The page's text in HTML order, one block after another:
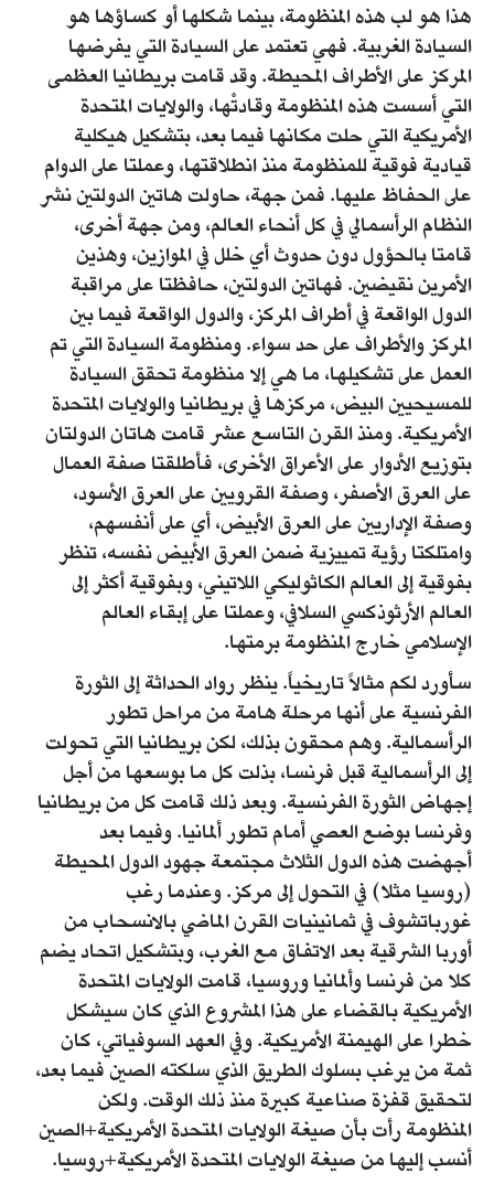
هذا هو لب هذه المنظومة، بينما شكلها أو كساؤها هو
السيادة الغربية. فهي تعتمد على السيادة التي يفرضها
المركز على الأطراف المحيطة. وقد قامت بريطانيا العظمى
التي أسست هذه المنظومة وقادتْها، والولايات المتحدة
الأمريكية التي حلت مكانها فيما بعد، بتشكيل هيكلية
قيادية فوقية للمنظومة منذ انطلاقتها، وعملتا على الدوام
على الحفاظ عليها. فمن جهة، حاولت هاتين الدولتين نشر
النظام الرأسمالي في كل أنحاء العالم، ومن جهة أخرى،
قامتا بالحؤول دون حدوث أي خلل في الموازين، وهذين
الأمرين نقيضين. فهاتين الدولتين، حافظتا على مراقبة
الدول الواقعة في أطراف المركز، والدول الواقعة فيما بين
المركز والأطراف على حد سواء. ومنظومة السيادة التي تم
العمل على تشكيلها، ما هي إلا منظومة تحقق السيادة
للمسيحيين البيض، مركزها في بريطانيا والولايات المتحدة
الأمريكية. ومنذ القرن التاسع عشر قامت هاتان الدولتان
بتوزيع الأدوار على الأعراق الأخرى، فأطلقتا صفة العمال
على العرق الأصفر، وصفة القرويين على العرق الأسود،
وصفة الإداريين على العرق الأبيض، أي على أنفسهم،
وامتلكتا رؤية تمييزية ضمن العرق الأبيض نفسه، تنظر
بفوقية إلى العالم الكاثوليكي اللاتيني، وبفوقية أكثر إلى
العالم الأرثوذكسي السلافي، وعملتا على إبقاء العالم
الإسلامي خارج المنظومة برمتها.
سأورد لكم مثالاً تاريخياً. ينظر رواد الحداثة إلى الثورة
الفرنسية على أنها مرحلة هامة من مراحل تطور
الرأسمالية. وهم محقون بذلك، لكن بريطانيا التي تحولت
إلى الرأسمالية قبل فرنسا، بذلت كل ما بوسعها من أجل
إجهاض الثورة الفرنسية. وبعد ذلك قامت كل من بريطانيا
وفرنسا بوضع العصي أمام تطور ألمانيا. وفيما بعد
أجهضت هذه الدول الثلاث مجتمعة جهود الدول المحيطة
(روسيا مثلا) في التحول إلى مركز. وعندما رغب
غورباتشوف في ثمانينيات القرن الماضي بالانسحاب من
أوربا الشرقية بعد الاتفاق مع الغرب، وبتشكيل اتحاد يضم
كلا من فرنسا وألمانيا وروسيا، قامت الولايات المتحدة
الأمريكية بالقضاء على هذا المشروع الذي كان سيشكل
خطرا على الهيمنة الأمريكية. وفي العهد السوفياتي، كان
ثمة من يرغب بسلوك الطريق الذي سلكته الصين فيما بعد،
لتحقيق قفزة صناعية كبيرة منذ ذلك الوقت. ولكن
المنظومة رأت بأن صيغة الولايات المتحدة الأمريكية+الصين
أنسب إليها من صيغة الولايات المتحدة الأمريكية+روسيا.